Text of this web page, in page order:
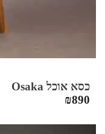
כסא אוכל Osaka
₪890